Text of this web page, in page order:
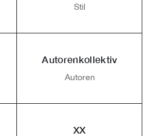
Stil
Autorenkollektiv
Autoren
XX